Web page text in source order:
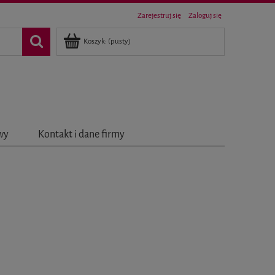
Zarejestruj się Zaloguj się
Koszyk: (pusty)
Kontakt i dane firmy